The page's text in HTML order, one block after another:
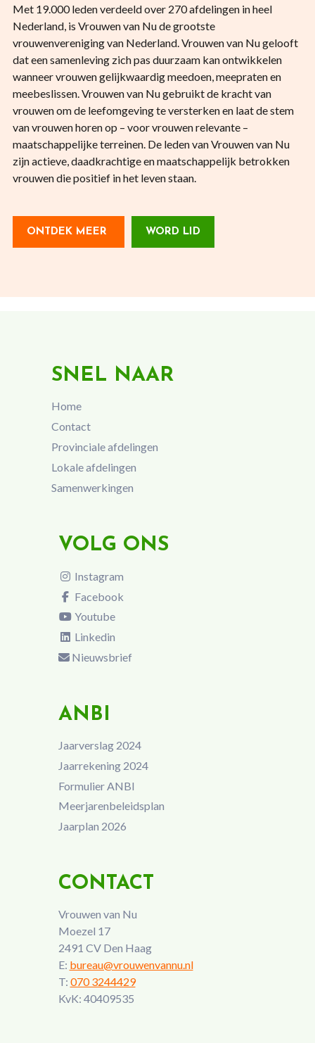
Met 19.000 leden verdeeld over 270 afdelingen in heel
Nederland, is Vrouwen van Nu de grootste
vrouwenvereniging van Nederland. Vrouwen van Nu gelooft
dat een samenleving zich pas duurzaam kan ontwikkelen
wanneer vrouwen gelijkwaardig meedoen, meepraten en
meebeslissen. Vrouwen van Nu gebruikt de kracht van
vrouwen om de leefomgeving te versterken en laat de stem
van vrouwen horen op – voor vrouwen relevante –
maatschappelijke terreinen. De leden van Vrouwen van Nu
zijn actieve, daadkrachtige en maatschappelijk betrokken
vrouwen die positief in het leven staan.
ONTDEK MEER WORD LID
SNEL NAAR
Home
Contact
Provinciale afdelingen
Lokale afdelingen
Samenwerkingen
VOLG ONS
Instagram
Facebook
Youtube
Linkedin
Nieuwsbrief
ANBI
Jaarverslag 2024
Jaarrekening 2024
Formulier ANBI
Meerjarenbeleidsplan
Jaarplan 2026
CONTACT
Vrouwen van Nu
Moezel 17
2491 CV Den Haag
E: bureau@vrouwenvannu.nl
T: 070 3244429
KvK: 40409535